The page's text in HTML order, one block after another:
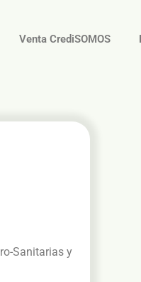
Venta CrediSOMOS
Sanitarias y